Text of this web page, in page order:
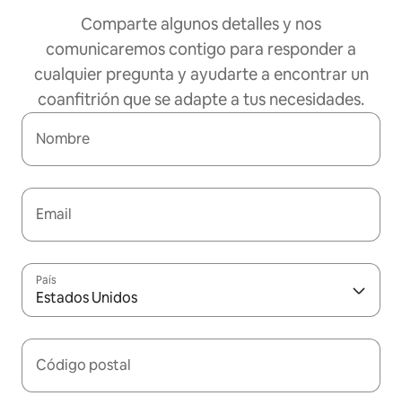
Comparte algunos detalles y nos
comunicaremos contigo para responder a
cualquier pregunta y ayudarte a encontrar un
coanfitrión que se adapte a tus necesidades.
Nombre
Email
País
Estados Unidos
Código postal